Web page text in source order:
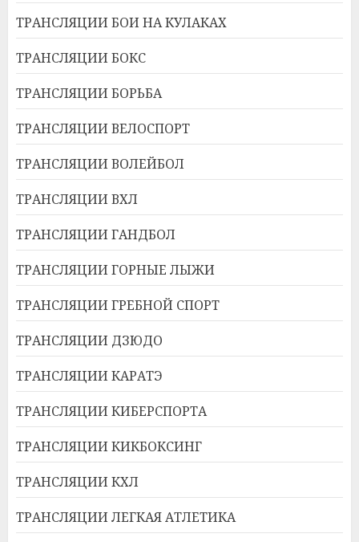
ТРАНСЛЯЦИИ БОИ НА КУЛАКАХ
ТРАНСЛЯЦИИ БОКС
ТРАНСЛЯЦИИ БОРЬБА
ТРАНСЛЯЦИИ ВЕЛОСПОРТ
ТРАНСЛЯЦИИ ВОЛЕЙБОЛ
ТРАНСЛЯЦИИ ВХЛ
ТРАНСЛЯЦИИ ГАНДБОЛ
ТРАНСЛЯЦИИ ГОРНЫЕ ЛЫЖИ
ТРАНСЛЯЦИИ ГРЕБНОЙ СПОРТ
ТРАНСЛЯЦИИ ДЗЮДО
ТРАНСЛЯЦИИ КАРАТЭ
ТРАНСЛЯЦИИ КИБЕРСПОРТА
ТРАНСЛЯЦИИ КИКБОКСИНГ
ТРАНСЛЯЦИИ КХЛ
ТРАНСЛЯЦИИ ЛЕГКАЯ АТЛЕТИКА